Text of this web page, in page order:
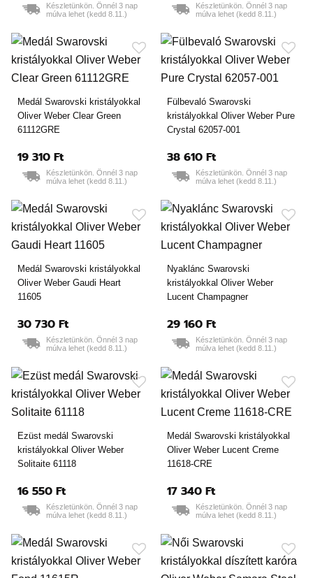
Készletünkön. Önnél 3 nap
múlva lehet (kedd 8.11.)
Készletünkön. Önnél 3 nap
múlva lehet (kedd 8.11.)
Medál Swarovski kristályokkal
Oliver Weber Clear Green
61112GRE
19 310 Ft
Készletünkön. Önnél 3 nap
múlva lehet (kedd 8.11.)
Fülbevaló Swarovski
kristályokkal Oliver Weber Pure
Crystal 62057-001
38 610 Ft
Készletünkön. Önnél 3 nap
múlva lehet (kedd 8.11.)
Medál Swarovski kristályokkal
Oliver Weber Gaudi Heart
11605
30 730 Ft
Készletünkön. Önnél 3 nap
múlva lehet (kedd 8.11.)
Nyaklánc Swarovski
kristályokkal Oliver Weber
Lucent Champagner
29 160 Ft
Készletünkön. Önnél 3 nap
múlva lehet (kedd 8.11.)
Ezüst medál Swarovski
kristályokkal Oliver Weber
Solitaite 61118
16 550 Ft
Készletünkön. Önnél 3 nap
múlva lehet (kedd 8.11.)
Medál Swarovski kristályokkal
Oliver Weber Lucent Creme
11618-CRE
17 340 Ft
Készletünkön. Önnél 3 nap
múlva lehet (kedd 8.11.)